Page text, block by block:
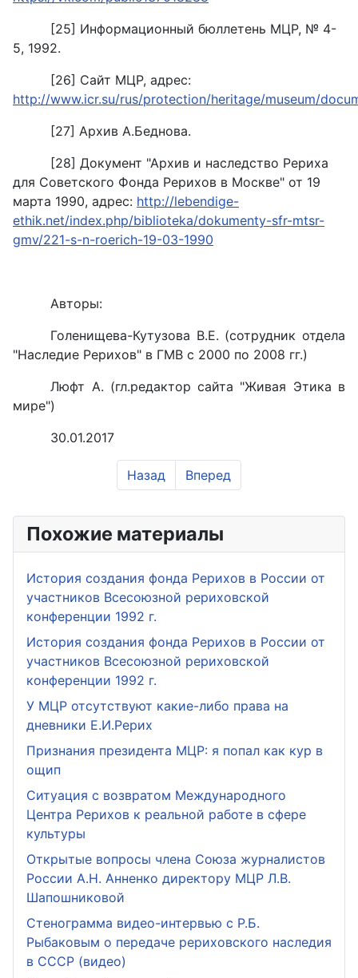
[25] Информационный бюллетень МЦР, № 4-
5, 1992.
[26] Сайт МЦР, адрес:
http://www.icr.su/rus/protection/heritage/museum/
[27] Архив А.Беднова.
[28] Документ "Архив и наследство Рериха
для Советского Фонда Рерихов в Москве" от 19
марта 1990, адрес: http://lebendige-
ethik.net/index.php/biblioteka/dokumenty-sfr-mtsr-
gmv/221-s-n-roerich-19-03-1990
Авторы:
Голенищева-Кутузова В.Е. (сотрудник отдела
"Наследие Рерихов" в ГМВ с 2000 по 2008 гг.)
Люфт А. (гл.редактор сайта "Живая Этика в
мире")
30.01.2017
Назад Вперед
Похожие материалы
История создания фонда Рерихов в России от
участников Всесоюзной рериховской
конференции 1992 г.
История создания фонда Рерихов в России от
участников Всесоюзной рериховской
конференции 1992 г.
У МЦР отсутствуют какие-либо права на
дневники Е.И.Рерих
Признания президента МЦР: я попал как кур в
ощип
Ситуация с возвратом Международного
Центра Рерихов к реальной работе в сфере
культуры
Открытые вопросы члена Союза журналистов
России А.Н. Анненко директору МЦР Л.В.
Шапошниковой
Стенограмма видео-интервью с Р.Б.
Рыбаковым о передаче рериховского наследия
в СССР (видео)